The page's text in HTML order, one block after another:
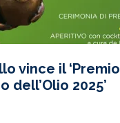
vince il ‘Premio
dell’Olio 2025’